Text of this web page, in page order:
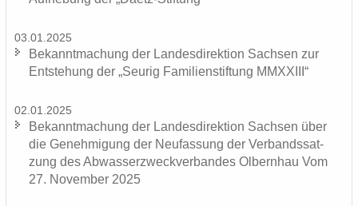
03.01.2025
Be­kannt­ma­chung der Lan­des­di­rek­ti­on Sach­sen zur
Ent­ste­hung der „Seu­rig Fa­mi­li­en­stif­tung MMXXIII“
02.01.2025
Be­kannt­ma­chung der Lan­des­di­rek­ti­on Sach­sen über
die Ge­neh­mi­gung der Neu­fas­sung der Ver­bands­sat­
zung des Ab­was­ser­zweck­ver­ban­des Ol­bern­hau Vom
27. No­vem­ber 2025